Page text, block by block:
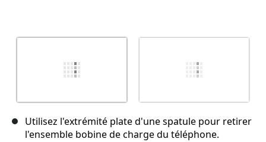
Utilisez l'extrémité plate d'une spatule pour retirer
l'ensemble bobine de charge du téléphone.